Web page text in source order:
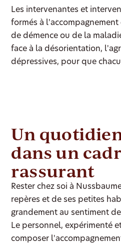
Les intervenantes et
formés à
de démence ou de la
face à la désorientation,
dépressives, pour que
Un
dans un
rassurant
Rester chez soi à
repères et de ses petites
grandement au sentiment
Le personnel, expérimenté
composer